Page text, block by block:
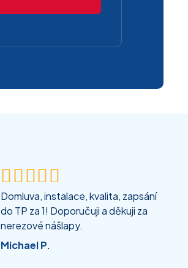

Domluva, instalace, kvalita, zapsání
do TP za 1! Doporučuji a děkuji za
nerezové nášlapy.
Michael P.